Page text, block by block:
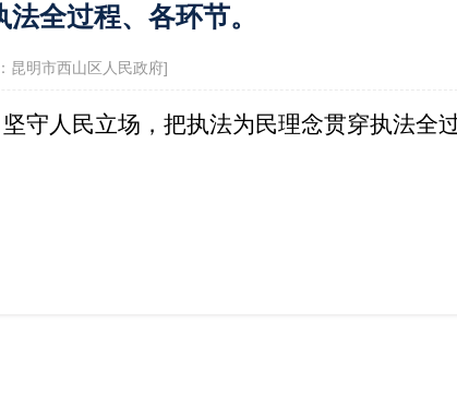
全过程、各环节。
昆明市西山区人民政府]
守人民立场，把执法为民理念贯穿执法全